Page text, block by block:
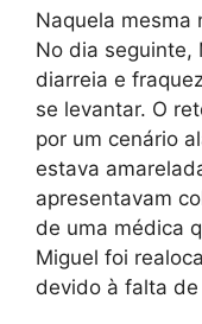
Naquela mesma
No dia seguinte,
diarreia e
se levantar. O
por um cenário
estava
apresentavam
de uma médica
Miguel foi
devido à falta